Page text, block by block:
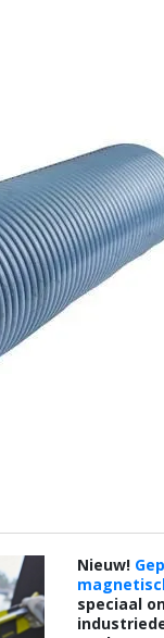
Nieuw!
speciaal